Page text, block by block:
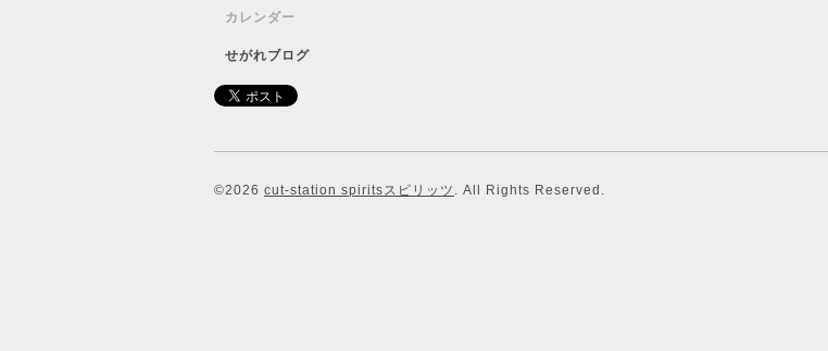
カレンダー
せがれブログ
©2026 cut-station spiritsスピリッツ . All Rights Reserved.